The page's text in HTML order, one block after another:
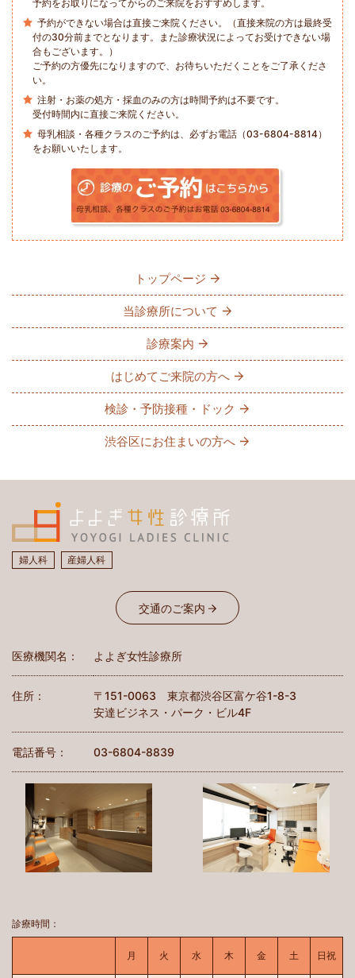
予約をお取りになってからのご来院をおすすめします。
予約ができない場合は直接ご来院ください。（直接来院の方は最終受
付の30分前までとなります。また診療状況によってお受けできない場
合もございます。）
ご予約の方優先になりますので、お待ちいただくことをご了承くださ
い。
注射・お薬の処方・採血のみの方は時間予約は不要です。
受付時間内に直接ご来院ください。
母乳相談・各種クラスのご予約は、必ずお電話（03-6804-8814）
をお願いいたします。
トップページ
当診療所について
診療案内
はじめてご来院の方へ
検診・予防接種・ドック
渋谷区にお住まいの方へ
婦人科 産婦人科
交通のご案内
医療機関名： よよぎ女性診療所
住所：
〒151-0063 東京都渋谷区富ケ谷1-8-3
安達ビジネス・パーク・ビル4F
電話番号： 03-6804-8839
診療時間：
月 月曜日火 火曜日水 水曜日木 木曜日金金曜日土 土曜日日祝日